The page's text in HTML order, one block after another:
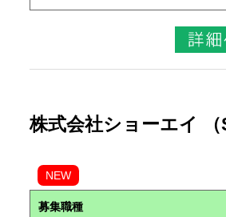
株式会社ショーエイ （
NEW
募集職種